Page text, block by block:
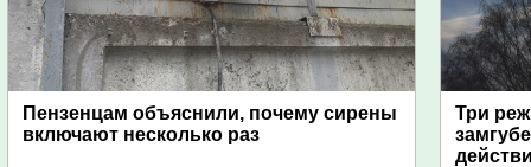
Пензенцам объяснили, почему сирены
включают несколько раз
Три